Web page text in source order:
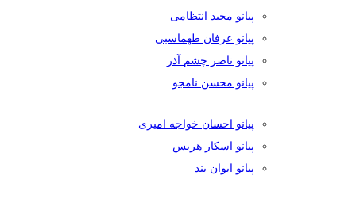
پیانو مجید انتظامی
پیانو عرفان طهماسبی
پیانو ناصر چشم آذر
پیانو محسن نامجو
پیانو احسان خواجه امیری
پیانو اسکار هریس
پیانو ایوان بند